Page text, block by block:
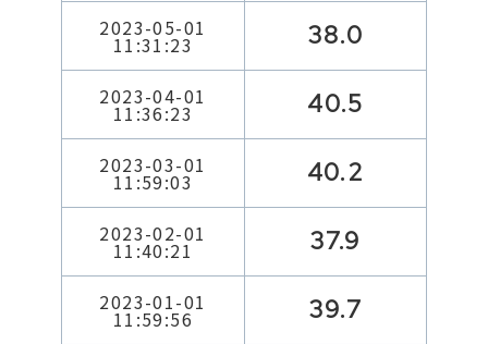
2023-05-01
11:31:23 38.0
2023-04-01
11:36:23 40.5
2023-03-01
11:59:03 40.2
2023-02-01
11:40:21 37.9
2023-01-01
11:59:56 39.7